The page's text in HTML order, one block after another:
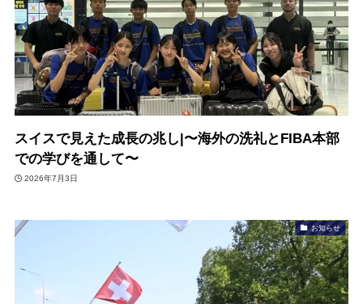
スイスで見えた成長の兆し|〜海外の洗礼とFIBA本部
での学びを通して〜
2026年7月3日
お知らせ